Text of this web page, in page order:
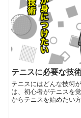
テニスに必要な技
テニスにはどんな技術
は、初心者がテニスを
からテニスを始めたい